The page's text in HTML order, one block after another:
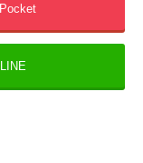
Pocket
LINE